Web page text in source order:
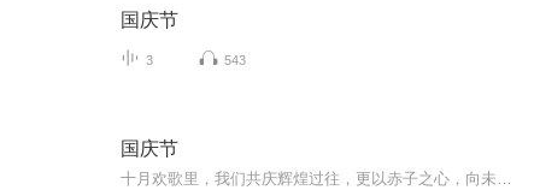
国庆节
3 543
国庆节